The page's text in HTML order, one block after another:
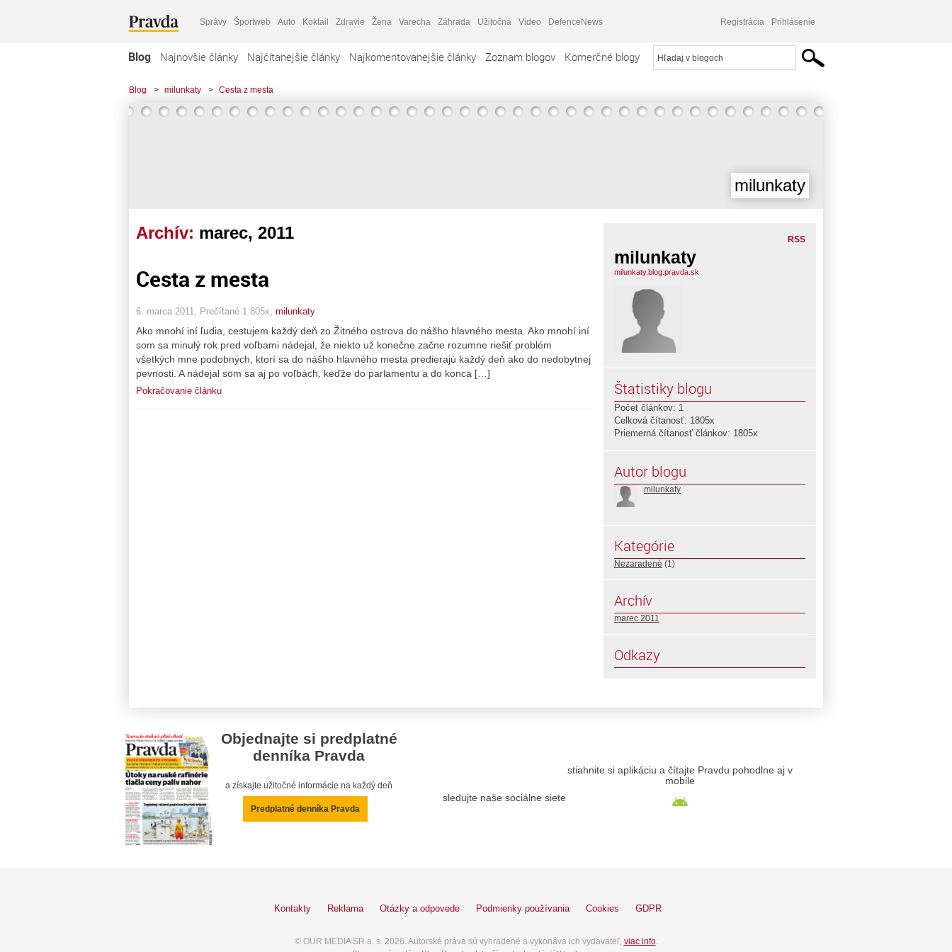
Správy Športweb Auto Koktail Zdravie Žena Varecha Záhrada Užitočná Video DefenceNews Registrácia Prihlásenie
Blog Najnovšie články Najčítanejšie články Najkomentovanejšie články Zoznam blogov Komerčné blogy
Blog > milunkaty > Cesta z mesta
milunkaty
Archív: marec, 2011
Cesta z mesta
6. marca 2011, Prečítané 1 805x, milunkaty
Ako mnohí iní ľudia, cestujem každý deň zo Žitného ostrova do nášho hlavného mesta. Ako mnohí iní
som sa minulý rok pred voľbami nádejal, že niekto už konečne začne rozumne riešiť problém
všetkých mne podobných, ktorí sa do nášho hlavného mesta predierajú každý deň ako do nedobytnej
pevnosti. A nádejal som sa aj po voľbách, keďže do parlamentu a do konca […]
Pokračovanie článku
RSS
milunkaty
milunkaty.blog.pravda.sk
Štatistiky blogu
Počet článkov: 1
Celková čítanosť: 1805x
Priemerná čítanosť článkov: 1805x
Autor blogu
milunkaty
Kategórie
Nezaradené (1)
Archív
marec 2011
Odkazy
Objednajte si predplatné
denníka Pravda
a získajte užitočné informácie na každý deň
Predplatné denníka Pravda
sledujte naše sociálne siete
stiahnite si aplikáciu a čítajte Pravdu pohodlne aj v
mobile
Kontakty Reklama Otázky a odpovede Podmienky používania Cookies GDPR
© OUR MEDIA SR a. s. 2026. Autorské práva sú vyhradené a vykonáva ich vydavateľ, viac info.